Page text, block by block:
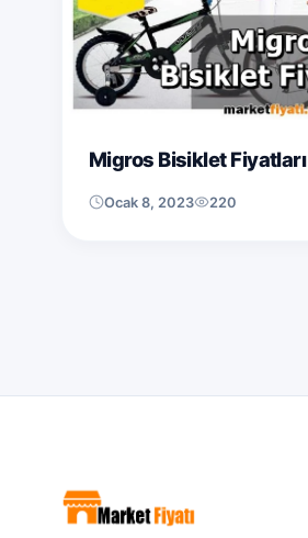
Migros Bisiklet Fiyatları
Ocak 8, 2023 220